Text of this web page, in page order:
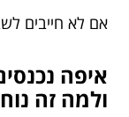
אם לא חייבים
איפה
ולמה זה